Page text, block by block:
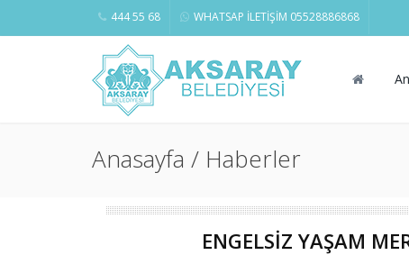
444 55 68 WHATSAP İLETİŞİM 05528886868
Anasayfa / Haberler
ENGELSİZ YAŞAM